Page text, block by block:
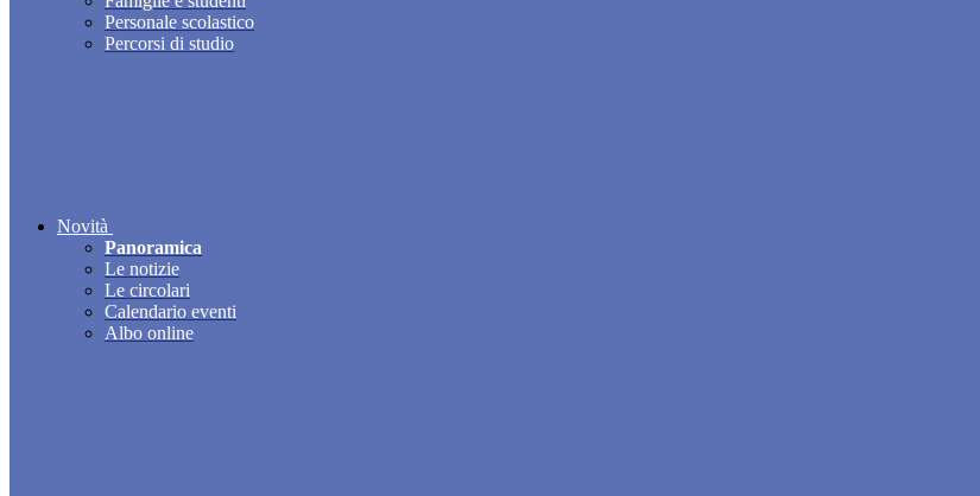
Personale scolastico
Percorsi di studio
Novità
Panoramica
Le notizie
Le circolari
Calendario eventi
Albo online